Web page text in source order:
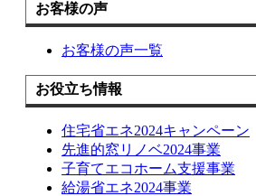
お客様の声
お客様の声一覧
お役立ち情報
住宅省エネ2024キャンペーン
先進的窓リノベ2024事業
子育てエコホーム支援事業
給湯省エネ2024事業